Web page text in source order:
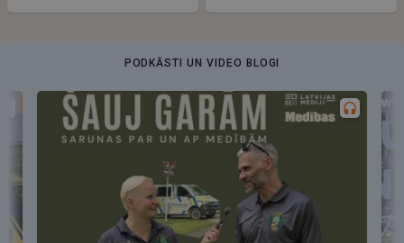
PODKĀSTI UN VIDEO BLOGI